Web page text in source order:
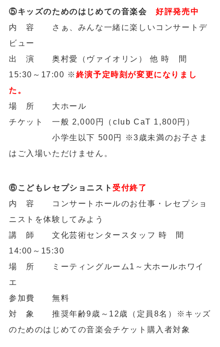
⑤キッズのためのはじめての音楽会好評発売中
内 容 さぁ、みんな一緒に楽しいコンサートデ
ビュー
出 演 奥村愛（ヴァイオリン） 他 時 間
15:30～17:00 ※ 終演予定時刻が変更になりまし
た。
場 所 大ホール
チケット 一般 2,000円（club CaT 1,800円）
小学生以下 500円 ※3歳未満のお子さま
はご入場いただけません。
⑥こどもレセプショニスト 受付終了
内 容 コンサートホールのお仕事・レセプショ
ニストを体験してみよう
講 師 文化芸術センタースタッフ 時 間
14:00～15:30
場 所 ミーティングルーム1～大ホールホワイ
エ
参加費 無料
対 象 推奨年齢9歳～12歳（定員8名）※キッズ
のためのはじめての音楽会チケット購入者対象